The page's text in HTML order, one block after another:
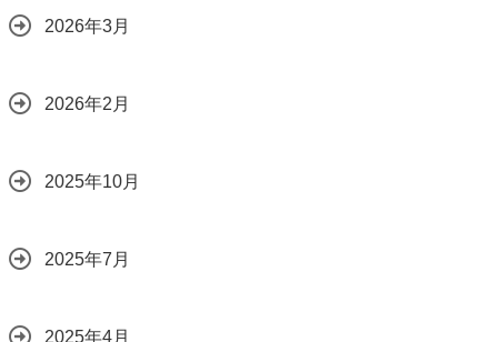
2026年3月
2026年2月
2025年10月
2025年7月
2025年4月